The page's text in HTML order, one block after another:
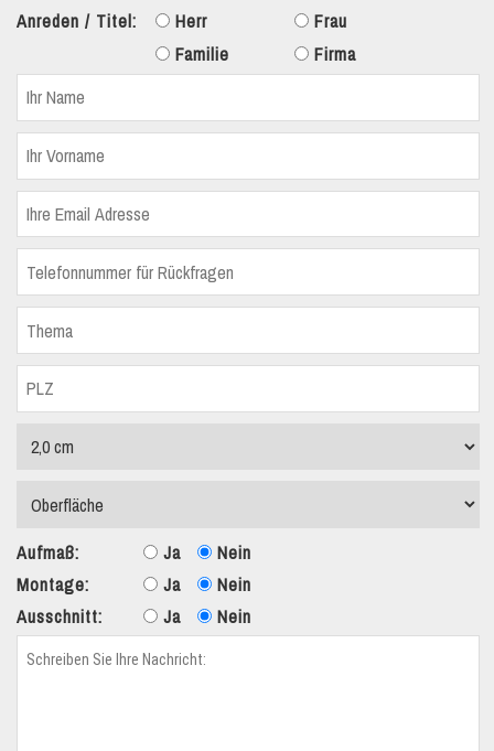
Anreden / Titel: Herr
Frau
Familie
Firma
Aufmaß: Ja
Nein
Montage:
Ja
Nein
Ausschnitt:
Ja Nein